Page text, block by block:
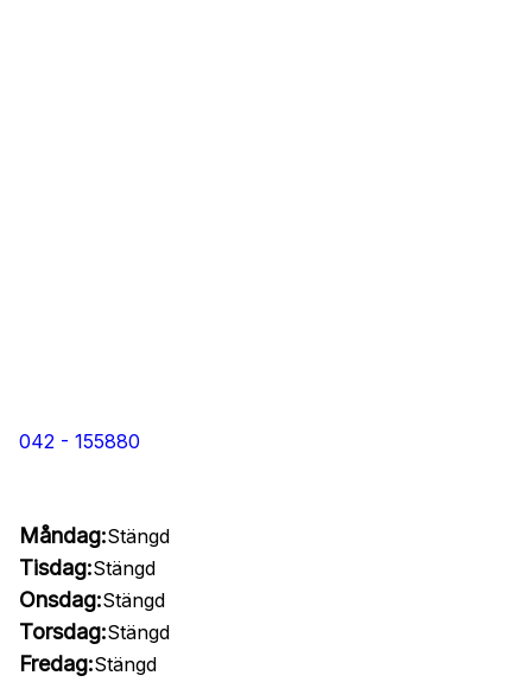
042 - 155880
Måndag:Stängd
Tisdag:Stängd
Onsdag:Stängd
Torsdag:Stängd
Fredag:Stängd